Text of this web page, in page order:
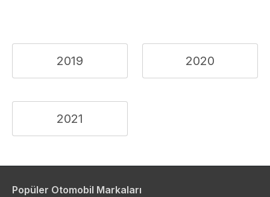
2019 2020
2021
Popüler Otomobil Markaları